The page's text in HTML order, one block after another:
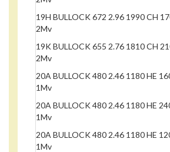
19H BULLOCK 672 2.96 1990 CH
2Mv
19K BULLOCK 655 2.76 1810 CH
2Mv
20A BULLOCK 480 2.46 1180 HE
1Mv
20A BULLOCK 480 2.46 1180 HE
1Mv
20A BULLOCK 480 2.46 1180 HE
1Mv